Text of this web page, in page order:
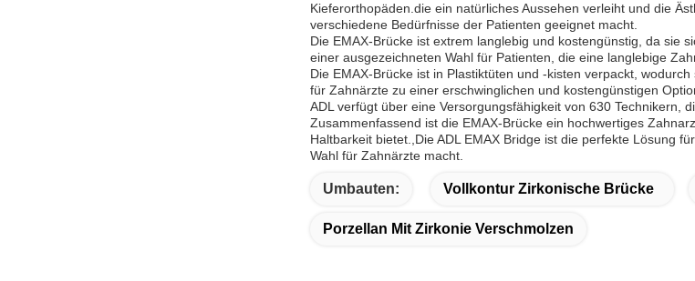
Kieferorthopäden.die ein natürliches Aussehen verleiht und die
verschiedene Bedürfnisse der Patienten geeignet macht.
Die EMAX-Brücke ist extrem langlebig und kostengünstig, da sie
einer ausgezeichneten Wahl für Patienten, die eine langlebige
Die EMAX-Brücke ist in Plastiktüten und -kisten verpackt,
für Zahnärzte zu einer erschwinglichen und kostengünstigen
ADL verfügt über eine Versorgungsfähigkeit von 630 Technikern,
Zusammenfassend ist die EMAX-Brücke ein hochwertiges
Haltbarkeit bietet.,Die ADL EMAX Bridge ist die perfekte Lösung
Wahl für Zahnärzte macht.
Umbauten: Vollkontur Zirkonische Brücke
Porzellan Mit Zirkonie Verschmolzen